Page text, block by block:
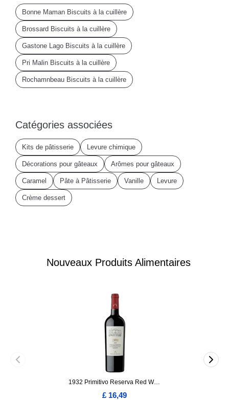
Nouveaux Produits Alimentaires
1932 Primitivo Reserva Red Wine 75cl
£ 16,49
Bonne Maman Biscuits à la cuillère
Brossard Biscuits à la cuillère
Gastone Lago Biscuits à la cuillère
Pri Malin Biscuits à la cuillère
Rochamnbeau Biscuits à la cuillère
Catégories associées
Kits de pâtisserie Levure chimique
Décorations pour gâteaux Arômes pour gâteaux
Caramel Pâte à Pâtisserie Vanille Levure
Crème dessert